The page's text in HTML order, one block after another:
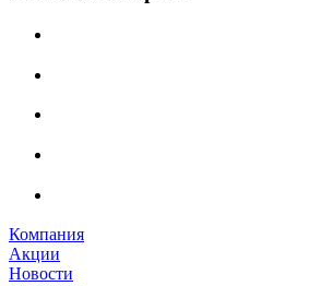
Компания
Акции
Новости